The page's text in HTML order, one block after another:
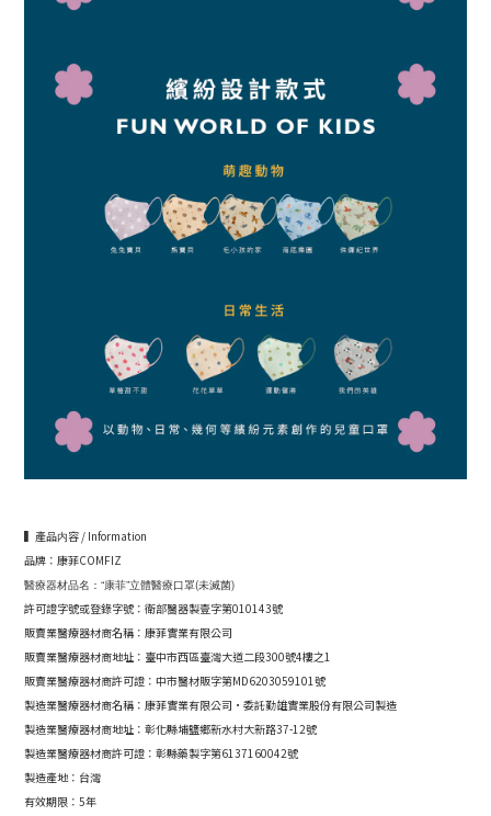
▍產品内容 / Information
品牌：康菲COMFIZ
醫療器材品名：“康菲”立體醫療口罩(未滅菌)
許可證字號或登錄字號：衛部醫器製壹字第010143號
販賣業醫療器材商名稱：康菲實業有限公司
販賣業醫療器材商地址： 臺中市西區臺灣大道二段300號4樓之1
販賣業醫療器材商許可證： 中市醫材販字第MD6203059101號
製造業醫療器材商名稱：康菲實業有限公司·委託勤雄實業股份有限公司製造
製造業醫療器材商地址：彰化縣埔鹽鄉新水村大新路37-12號
製造業醫療器材商許可證：彰縣藥製字第6137160042號
製造產地：台灣
有效期限：5年